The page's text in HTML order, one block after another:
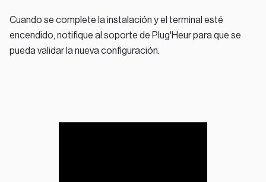
Cuando se complete la instalación y el terminal esté
encendido, notifique al soporte de Plug'Heur para que se
pueda validar la nueva configuración.